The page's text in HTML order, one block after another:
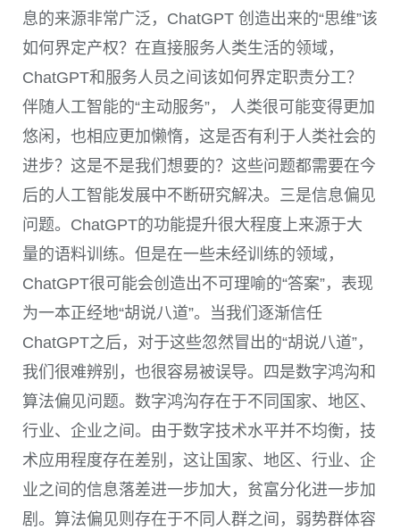
息的来源非常广泛， ChatGPT 创造出来的“思维”该
如何界定产权？在直接服务人类生活的领域，
ChatGPT和服务人员之间该如何界定职责分工？
伴随人工智能的“主动服务”， 人类很可能变得更加
悠闲，也相应更加懒惰，这是否有利于人类社会的
进步？这是不是我们想要的？这些问题都需要在今
后的人工智能发展中不断研究解决。三是信息偏见
问题。 ChatGPT的功能提升很大程度上来源于大
量的语料训练。但是在一些未经训练的领域，
ChatGPT很可能会创造出不可理喻的“答案”，表现
为一本正经地“胡说八道”。当我们逐渐信任
ChatGPT之后，对于这些忽然冒出的“胡说八道”，
我们很难辨别，也很容易被误导。四是数字鸿沟和
算法偏见问题。数字鸿沟存在于不同国家、地区、
行业、企业之间。由于数字技术水平并不均衡，技
术应用程度存在差别，这让国家、地区、行业、企
业之间的信息落差进一步加大，贫富分化进一步加
剧。算法偏见则存在于不同人群之间，弱势群体容